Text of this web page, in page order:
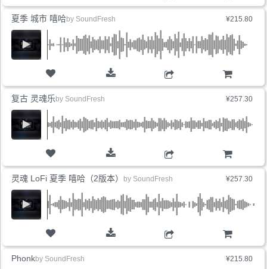
¥215.80
夏季 城市 嘻哈by SoundFresh
¥257.30
复古 灵魂乐 by SoundFresh
¥257.30
灵魂 LoFi 夏季 嘻哈（2版本） by SoundFresh
¥215.80
Phonkby SoundFresh